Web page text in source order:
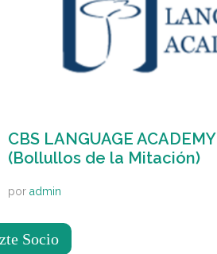
CBS LANGUAGE ACADEMY
(Bollullos de la Mitación)
por admin
Socio